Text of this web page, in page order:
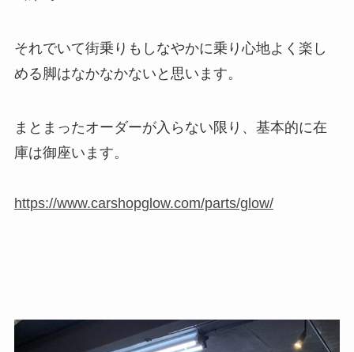
それでいて街乗りもしなやかに乗り心地よく楽し
める脚はなかなかないと思います。
まとまったオーダーが入らない限り、基本的に在
庫は御座います。
https://www.carshopglow.com/parts/glow/